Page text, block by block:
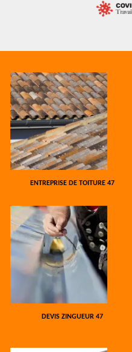
ENTREPRISE DE TOITURE 47
DEVIS ZINGUEUR 47